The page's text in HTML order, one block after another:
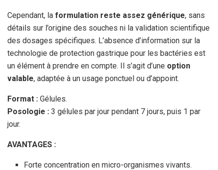
Cependant, la formulation reste assez générique, sans
détails sur l’origine des souches ni la validation scientifique
des dosages spécifiques. L’absence d’information sur la
technologie de protection gastrique pour les bactéries est
un élément à prendre en compte. Il s’agit d’une option
valable, adaptée à un usage ponctuel ou d’appoint.
Format : Gélules.
Posologie : 3 gélules par jour pendant 7 jours, puis 1 par
jour.
AVANTAGES :
Forte concentration en micro-organismes vivants.